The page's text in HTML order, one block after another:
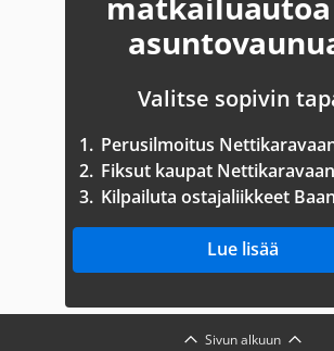
Valitse sopivin
1. Perusilmoitus
2. Fiksut kaupat
3. Kilpailuta ostajaliikkeet
Lue lisää
Sivun alkuun